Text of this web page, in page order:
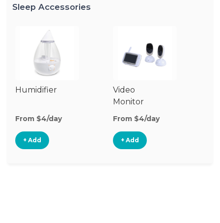
Sleep Accessories
Humidifier
From $4/day
+ Add
Video
Monitor
From $4/day
+ Add